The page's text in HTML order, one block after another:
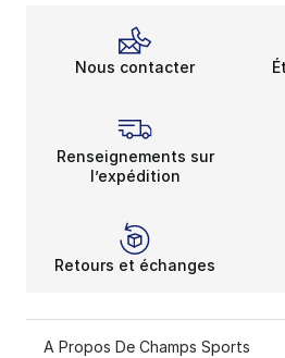
Nous contacter
Renseignements sur
l’expédition
Retours et échanges
A Propos De Champs Sports